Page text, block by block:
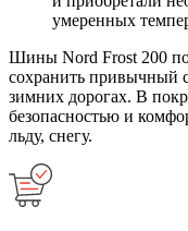
умеренных
Шины Nord Frost 200
сохранить привычный
зимних дорогах. В
безопасностью и
льду, снегу.